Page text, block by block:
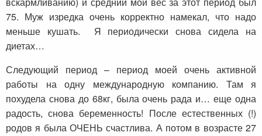
75. Муж изредка очень корректно намекал, что надо
меньше кушать. Я периодически снова сидела на
диетах…
Следующий период – период моей очень активной
работы на одну международную компанию. Там я
похудела снова до 68кг, была очень рада и… еще одна
радость, снова беременность! После естественных (!)
родов я была ОЧЕНЬ счастлива. А потом в возрасте 27